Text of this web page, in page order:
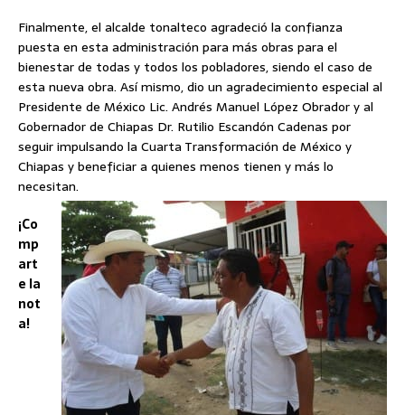
Finalmente, el alcalde tonalteco agradeció la confianza
puesta en esta administración para más obras para el
bienestar de todas y todos los pobladores, siendo el caso de
esta nueva obra. Así mismo, dio un agradecimiento especial al
Presidente de México Lic. Andrés Manuel López Obrador y al
Gobernador de Chiapas Dr. Rutilio Escandón Cadenas por
seguir impulsando la Cuarta Transformación de México y
Chiapas y beneficiar a quienes menos tienen y más lo
necesitan.
¡Co
mp
art
e la
not
a!